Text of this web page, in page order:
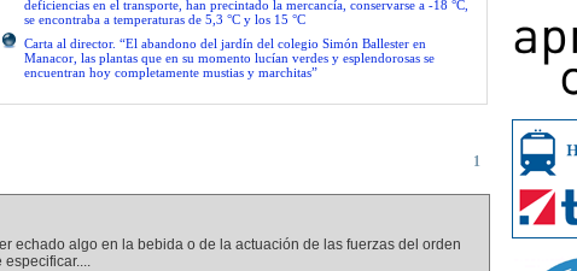
deficiencias en el transporte, han precintado la mercancía, conservarse a -18 °C,
se encontraba a temperaturas de 5,3 °C y los 15 °C
Carta al director. “El abandono del jardín del colegio Simón Ballester en
Manacor, las plantas que en su momento lucían verdes y esplendorosas se
encuentran hoy completamente mustias y marchitas”
1
echado algo en la bebida o de la actuación de las fuerzas del orden